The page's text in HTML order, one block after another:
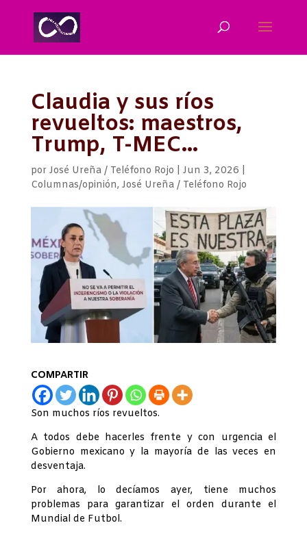
Claudia y sus ríos
revueltos: maestros,
Trump, T-MEC…
por José Ureña / Teléfono Rojo Jun 3, 2026
Columnas/opinión, José Ureña / Teléfono Rojo
COMPARTIR
Son muchos ríos revueltos.
A todos debe hacerles frente y con urgencia el
Gobierno mexicano y la mayoría de las veces en
desventaja.
Por ahora, lo decíamos ayer, tiene muchos
problemas para garantizar el orden durante el
Mundial de Futbol.